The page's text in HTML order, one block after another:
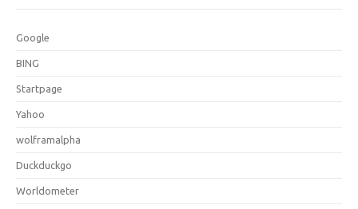
Google
BING
Startpage
Yahoo
wolframalpha
Duckduckgo
Worldometer